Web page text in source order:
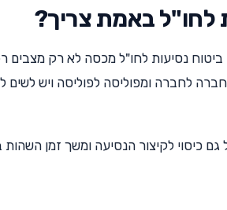
נסיעות לחו"ל מכסה לא רק מצבים
לחברה ומפוליסה לפוליסה ויש לשים
גם כיסוי לקיצור הנסיעה ומשך זמן